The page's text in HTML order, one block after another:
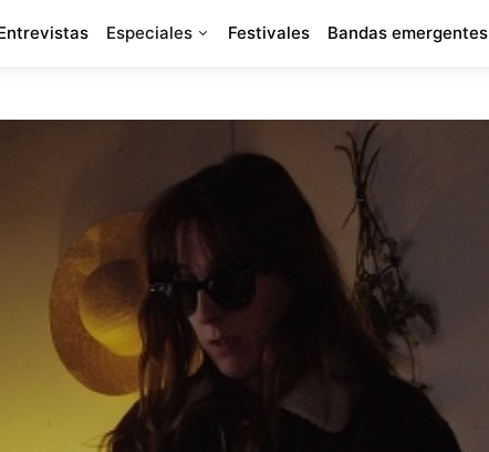
Especiales Festivales Bandas emergentes